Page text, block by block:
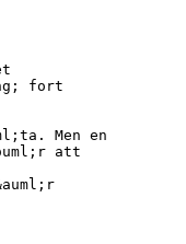
fort
Men en
att